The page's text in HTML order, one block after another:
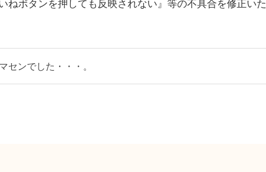
ねボタンを押しても反映されない』等の不具合を修正いた
センでした・・・。